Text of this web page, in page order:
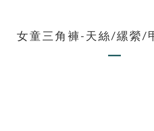
女童三角褲-天絲/縲縈/